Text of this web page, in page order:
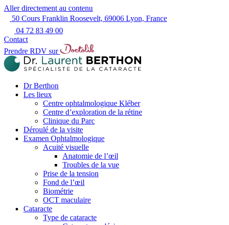
Aller directement au contenu
50 Cours Franklin Roosevelt, 69006 Lyon, France
04 72 83 49 00
Contact
Prendre RDV sur
Dr Berthon
Les lieux
Centre ophtalmologique Kléber
Centre d’exploration de la rétine
Clinique du Parc
Déroulé de la visite
Examen Ophtalmologique
Acuité visuelle
Anatomie de l’œil
Troubles de la vue
Prise de la tension
Fond de l’œil
Biométrie
OCT maculaire
Cataracte
Type de cataracte